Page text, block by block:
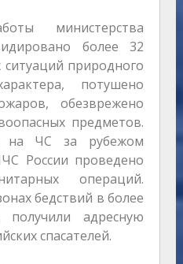
министерства
более 32
природного
потушено
обезврежено
предметов.
на ЧС за рубежом
России проведено
операций.
бедствий в более
адресную
спасателей.